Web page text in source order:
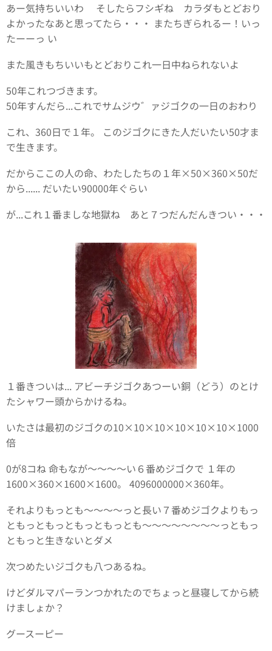
あー気持ちいいわ そしたらフシギね カラダもとどおり
よかったなあと思ってたら・・・ またちぎられるー！いっ
たーーっ い
また風きもちいいもとどおりこれ一日中ねられないよ
50年これつづきます。
50年すんだら...これでサムジウ゛ァジゴクの一日のおわり
これ、360日で１年。 このジゴクにきた人だいたい50才ま
で生きます。
だからここの人の命、わたしたちの１年×50×360×50だ
から...... だいたい90000年ぐらい
が...これ１番ましな地獄ね あと７つだんだんきつい・・・
１番きついは... アビーチジゴクあつーい銅（どう）のとけ
たシャワー頭からかけるね。
いたさは最初のジゴクの10×10×10×10×10×10×1000
倍
0が8コね 命もなが～～～～い６番めジゴクで １年の
1600×360×1600×1600。 4096000000×360年。
それよりもっとも～～～～っと長い７番めジゴクよりもっ
ともっともっともっともっとも～～～～～～～～っともっ
ともっと生きないとダメ
次つめたいジゴクも八つあるね。
けどダルマパーランつかれたのでちょっと昼寝してから続
けましょか？
グースーピー